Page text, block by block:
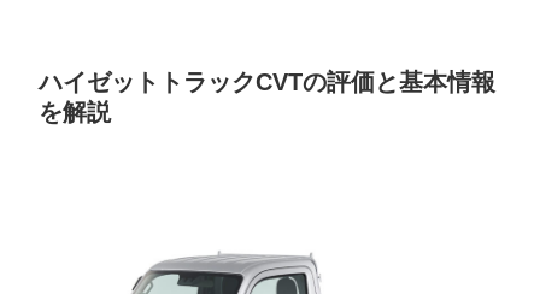
ハイゼットトラックCVTの評価と基本情報
を解説